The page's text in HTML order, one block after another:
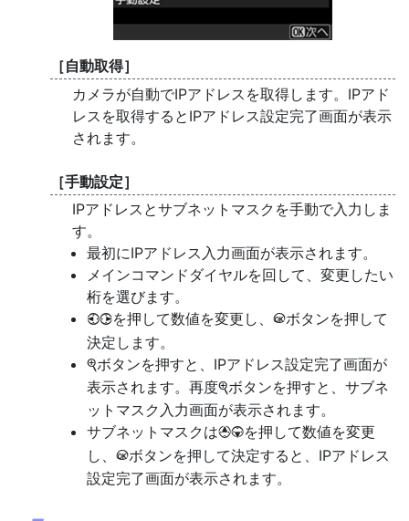
［自動取得］
カメラが自動でIPアドレスを取得します。IPアド
レスを取得するとIPアドレス設定完了画面が表示
されます。
［手動設定］
IPアドレスとサブネットマスクを手動で入力しま
す。
最初にIPアドレス入力画面が表示されます。
メインコマンドダイヤルを回して、変更したい
桁を選びます。
42を押して数値を変更し、 Jボタンを押して
決定します。
Xボタンを押すと、IPアドレス設定完了画面が
表示されます。再度Xボタンを押すと、サブネ
ットマスク入力画面が表示されます。
サブネットマスクは13を押して数値を変更
し、
Jボタンを押して決定すると、IPアドレス
設定完了画面が表示されます。